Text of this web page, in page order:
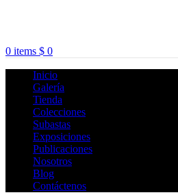
0 items $ 0
Inicio
Galería
Tienda
Colecciones
Subastas
Exposiciones
Publicaciones
Nosotros
Blog
Contáctenos